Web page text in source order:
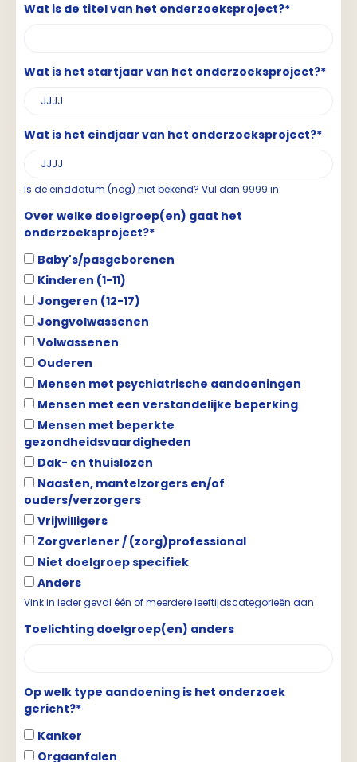
Wat is de titel van het onderzoeksproject?*
Wat is het startjaar van het onderzoeksproject?*
Wat is het eindjaar van het onderzoeksproject?*
Is de einddatum (nog) niet bekend? Vul dan 9999 in
Over welke doelgroep(en) gaat het
onderzoeksproject?*
Baby's/pasgeborenen
Kinderen (1-11)
Jongeren (12-17)
Jongvolwassenen
Volwassenen
Ouderen
Mensen met psychiatrische aandoeningen
Mensen met een verstandelijke beperking
Mensen met beperkte
gezondheidsvaardigheden
Dak- en thuislozen
Naasten, mantelzorgers en/of
ouders/verzorgers
Vrijwilligers
Zorgverlener / (zorg)professional
Niet doelgroep specifiek
Anders
Vink in ieder geval één of meerdere leeftijdscategorieën aan
Toelichting doelgroep(en) anders
Op welk type aandoening is het onderzoek
gericht?*
Kanker
Orgaanfalen